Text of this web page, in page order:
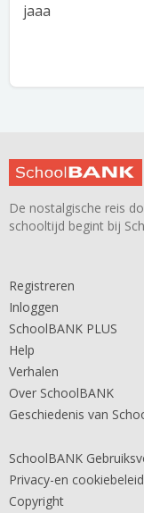
jaaa
De nostalgische reis
schooltijd begint bij
Registreren
Inloggen
SchoolBANK PLUS
Help
Verhalen
Over SchoolBANK
Geschiedenis van
SchoolBANK
Privacy-en cookiebeleid
Copyright